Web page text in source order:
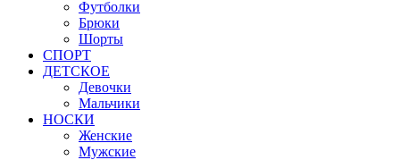
Футболки
Брюки
Шорты
СПОРТ
ДЕТСКОЕ
Девочки
Мальчики
НОСКИ
Женские
Мужские